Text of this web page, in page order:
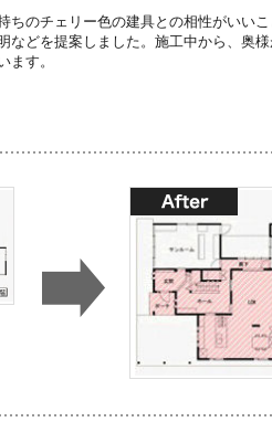
ちのチェリー色の建具との相性がいい
などを提案しました。施工中から、奥
ます。